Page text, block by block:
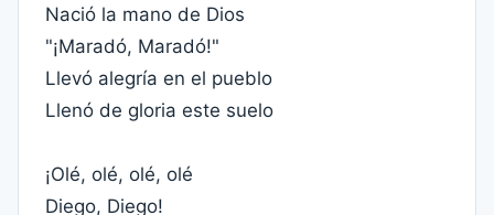
Nació la mano de Dios
"¡Maradó, Maradó!"
Llevó alegría en el pueblo
Llenó de gloria este suelo
¡Olé, olé, olé, olé
Diego, Diego!